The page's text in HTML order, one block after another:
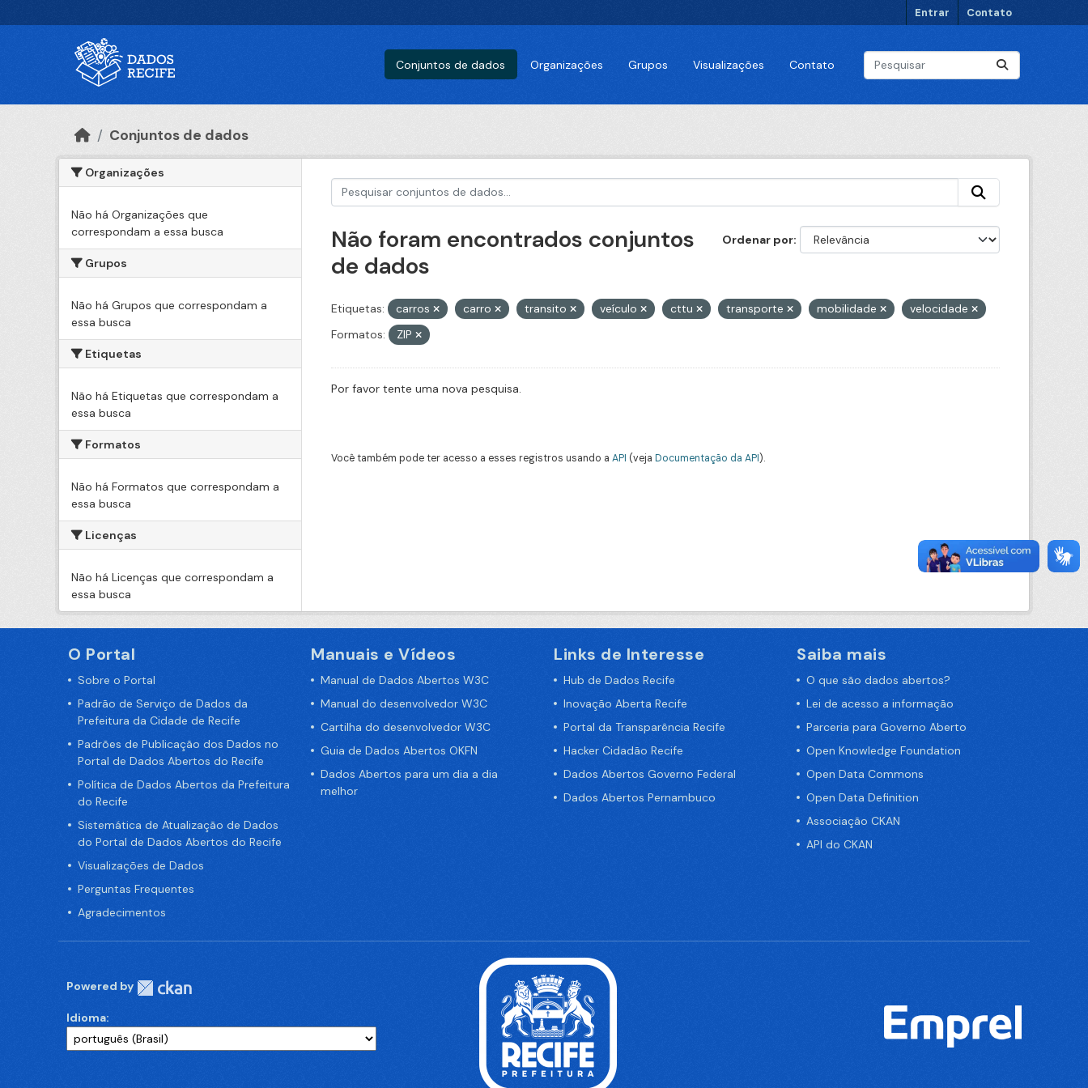
Entrar Contato
Conjuntos de dados Organizações Grupos Visualizações Contato
Conjuntos de dados
Organizações
Não há Organizações que
correspondam a essa busca
Grupos
Não há Grupos que correspondam a
essa busca
Etiquetas
Não há Etiquetas que correspondam a
essa busca
Formatos
Não há Formatos que correspondam a
essa busca
Licenças
Não há Licenças que correspondam a
essa busca
Ordenar por
Não foram encontrados conjuntos
de dados
Etiquetas: carros carro transito veículo cttu transporte mobilidade
velocidade
Formatos:
ZIP
Por favor tente uma nova pesquisa.
Você também pode ter acesso a esses registros usando a API (veja Documentação da API).
O Portal
Sobre o Portal
Padrão de Serviço de Dados da
Prefeitura da Cidade de Recife
Padrões de Publicação dos Dados no
Portal de Dados Abertos do Recife
Política de Dados Abertos da Prefeitura
do Recife
Sistemática de Atualização de Dados
do Portal de Dados Abertos do Recife
Visualizações de Dados
Perguntas Frequentes
Agradecimentos
Manuais e Vídeos
Manual de Dados Abertos W3C
Manual do desenvolvedor W3C
Cartilha do desenvolvedor W3C
Guia de Dados Abertos OKFN
Dados Abertos para um dia a dia
melhor
Links de Interesse
Hub de Dados Recife
Inovação Aberta Recife
Portal da Transparência Recife
Hacker Cidadão Recife
Dados Abertos Governo Federal
Dados Abertos Pernambuco
Saiba mais
O que são dados abertos?
Lei de acesso a informação
Parceria para Governo Aberto
Open Knowledge Foundation
Open Data Commons
Open Data Definition
Associação CKAN
API do CKAN
Powered by
Idioma